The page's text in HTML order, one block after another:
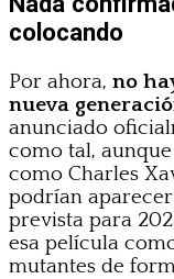
colocando
Por ahora, no
nueva
anunciado
como tal,
como Charles
podrían
prevista para
esa película
mutantes de